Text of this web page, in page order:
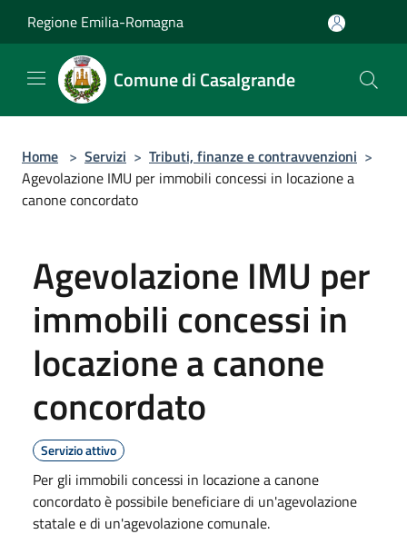
Regione Emilia-Romagna
Comune di Casalgrande
Home > Servizi > Tributi, finanze e contravvenzioni >
Agevolazione IMU per immobili concessi in locazione a
canone concordato
Agevolazione IMU per
immobili concessi in
locazione a canone
concordato
Servizio attivo
Per gli immobili concessi in locazione a canone
concordato è possibile beneficiare di un'agevolazione
statale e di un'agevolazione comunale.